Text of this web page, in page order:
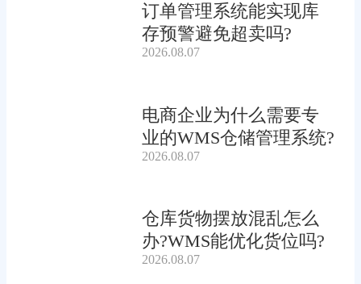
订单管理系统能实现库
存预警避免超卖吗?
2026.08.07
电商企业为什么需要专
业的WMS仓储管理系统?
2026.08.07
仓库货物摆放混乱怎么
办?WMS能优化货位吗?
2026.08.07